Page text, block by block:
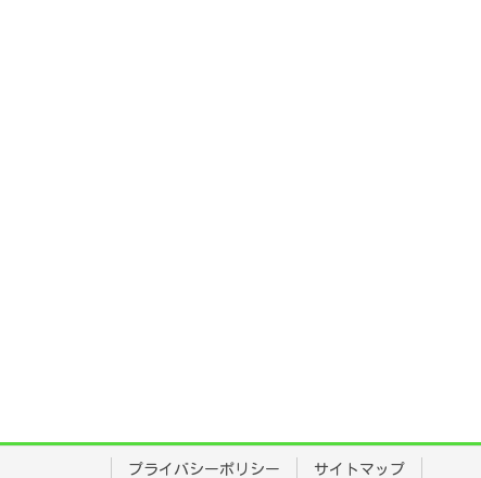
プライバシーポリシー サイトマップ